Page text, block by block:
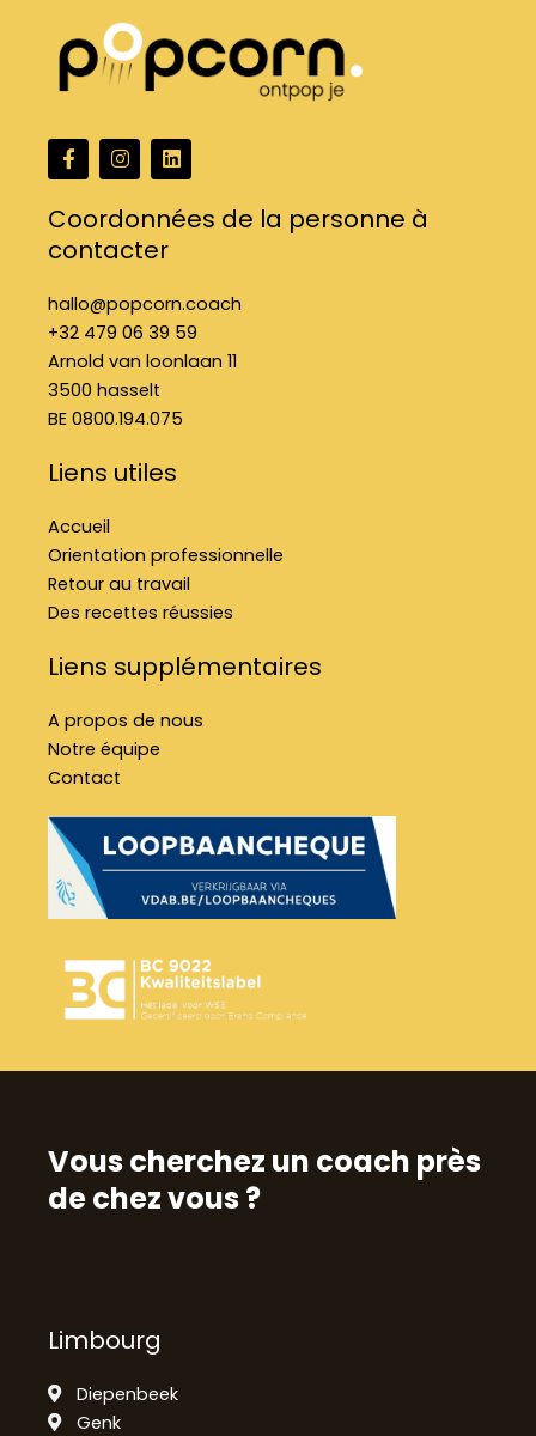
F
a
c
e
b
o
f
I
n
s
t
a
g
m
L
i
n
k
e
Coordonnées de la personne à
contacter
hallo@popcorn.coach
+32 479 06 39 59
Arnold van loonlaan 11
3500 hasselt
BE 0800.194.075
Liens utiles
Accueil
Orientation professionnelle
Retour au travail
Des recettes réussies
Liens supplémentaires
A propos de nous
Notre équipe
Contact
Vous cherchez un coach près
de chez vous ?
Limbourg
Diepenbeek
Genk